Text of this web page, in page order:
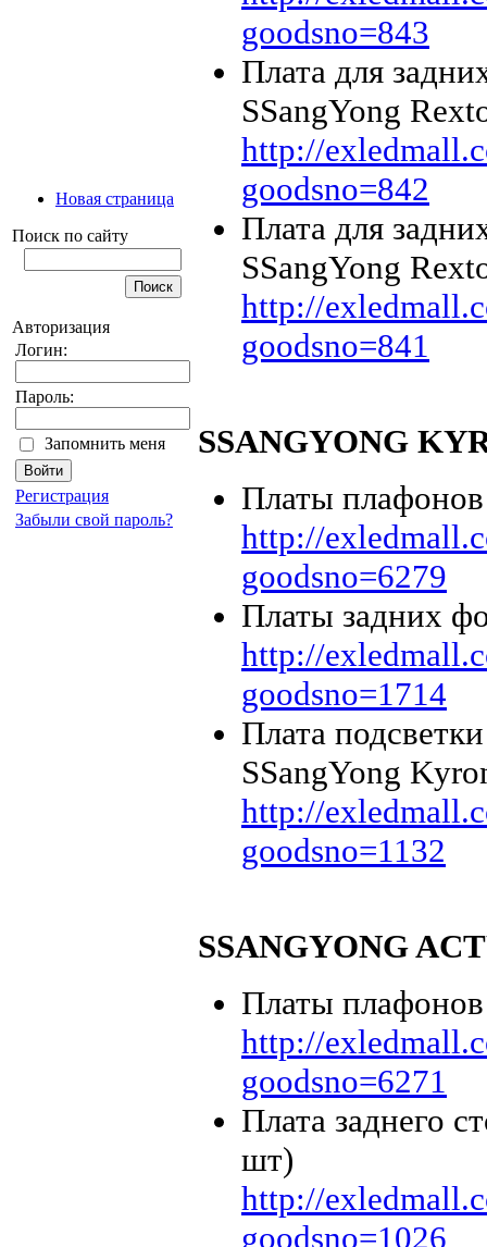
Новая страница
Поиск по сайту
Авторизация
Логин:
Пароль:
Запомнить меня
Регистрация
Забыли свой пароль?
goodsno=843
Плата для
SSangYong
http://
goodsno=842
Плата для
SSangYong
http://
goodsno=841
SSANGYONG
Платы
http://
goodsno=6279
Платы задних
http://
goodsno=1714
Плата
SSangYong
http://
goodsno=1132
SSANGYONG
Платы
http://
goodsno=6271
Плата заднего
шт)
http://
goodsno=1026